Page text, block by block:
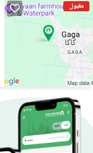
مقبول